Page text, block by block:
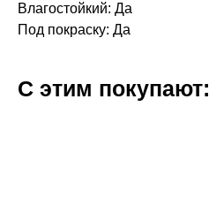
Влагостойкий: Да
Под покраску: Да
С этим покупают: